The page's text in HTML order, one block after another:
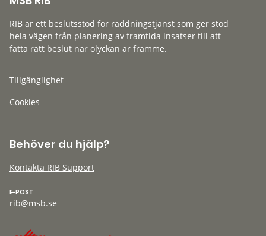
RIB är ett beslutsstöd för räddningstjänst som ger stöd
hela vägen från planering av framtida insatser till att
fatta rätt beslut när olyckan är framme.
Tillgänglighet
Cookies
Behöver du hjälp?
Kontakta RIB Support
E-POST
rib@msb.se